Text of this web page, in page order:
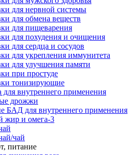
для нервной системы
для обмена веществ
для пищеварения
для похудения и очищения
для сердца и сосудов
для укрепления иммунитета
для улучшения памяти
при простуде
тонизирующие
для внутреннего применения
дрожжи
БАД для внутреннего применения
жир и омега-3
чай
питание